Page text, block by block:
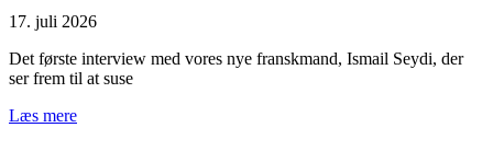
17. juli 2026
Det første interview med vores nye franskmand, Ismail Seydi, der
ser frem til at suse
Læs mere